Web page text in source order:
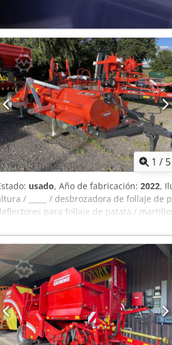
1 / 5
usado, Año de fabricación: 2022,
/ _____ / desbrozadora de follaje
para follaje de patata /